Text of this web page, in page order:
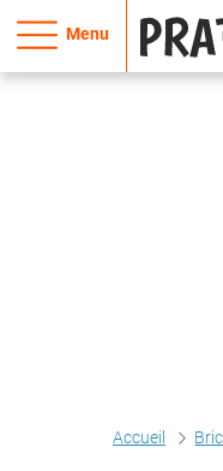
Menu
Accueil